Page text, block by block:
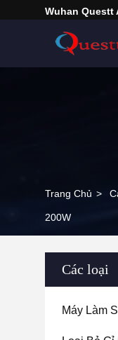
Wuhan Questt
Trang Chủ >
200W
Các loại
Máy Làm